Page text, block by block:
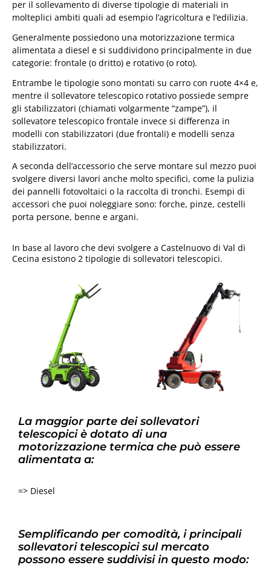
per il sollevamento di diverse tipologie di materiali in
molteplici ambiti quali ad esempio l’agricoltura e l’edilizia.
Generalmente possiedono una motorizzazione termica
alimentata a diesel e si suddividono principalmente in due
categorie: frontale (o dritto) e rotativo (o roto).
Entrambe le tipologie sono montati su carro con ruote 4×4 e,
mentre il sollevatore telescopico rotativo possiede sempre
gli stabilizzatori (chiamati volgarmente “zampe”), il
sollevatore telescopico frontale invece si differenza in
modelli con stabilizzatori (due frontali) e modelli senza
stabilizzatori.
A seconda dell’accessorio che serve montare sul mezzo puoi
svolgere diversi lavori anche molto specifici, come la pulizia
dei pannelli fotovoltaici o la raccolta di tronchi. Esempi di
accessori che puoi noleggiare sono: forche, pinze, cestelli
porta persone, benne e argani.
In base al lavoro che devi svolgere a Castelnuovo di Val di
Cecina esistono 2 tipologie di sollevatori telescopici.
La maggior parte dei sollevatori
telescopici è dotato di una
motorizzazione termica che può essere
alimentata a:
=> Diesel
Semplificando per comodità, i principali
sollevatori telescopici sul mercato
possono essere suddivisi in questo modo: